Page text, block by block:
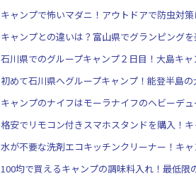
キャンプで怖いマダニ！アウトドアで防虫対策
キャンプとの違いは？富山県でグランピング
石川県でのグループキャンプ２日目！大島キャ
初めて石川県へグループキャンプ！能登半島の
キャンプのナイフはモーラナイフのヘビーデ
格安でリモコン付きスマホスタンドを購入！
水が不要な洗剤エコキッチンクリーナー！キ
100均で買えるキャンプの調味料入れ！最低限